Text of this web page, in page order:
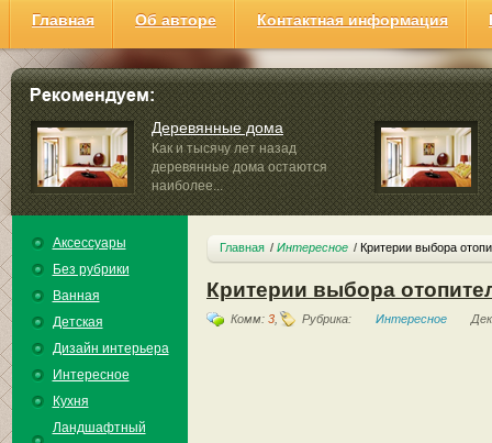
Главная Об авторе Контактная информация
Деревянные дома
Как и тысячу лет назад
деревянные дома остаются
наиболее...
Аксессуары
Без рубрики
Ванная
Детская
Дизайн интерьера
Интересное
Кухня
Ландшафтный
Главная Интересное Критерии выбора
Критерии выбора
Комм: 3, Рубрика: Интересное